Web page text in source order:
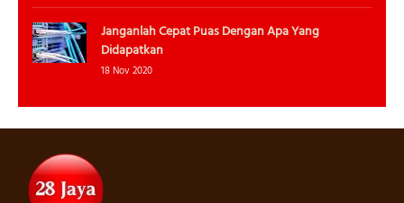
Janganlah Cepat Puas Dengan Apa Yang
Didapatkan
18 Nov 2020